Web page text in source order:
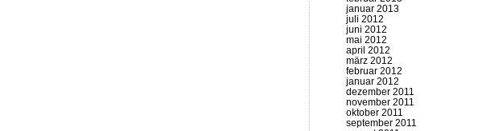
januar 2013
juli 2012
juni 2012
mai 2012
april 2012
märz 2012
februar 2012
januar 2012
dezember 2011
november 2011
oktober 2011
september 2011